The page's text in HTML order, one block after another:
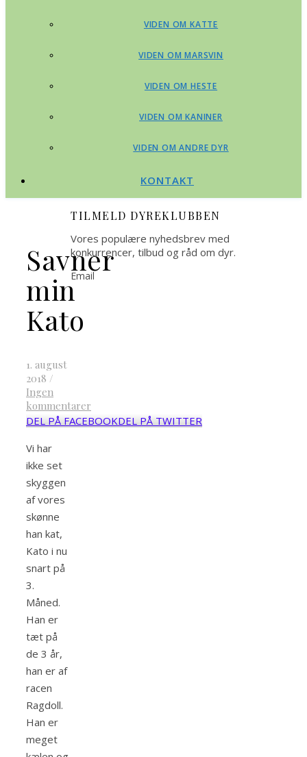
VIDEN OM KATTE
VIDEN OM MARSVIN
VIDEN OM HESTE
VIDEN OM KANINER
VIDEN OM ANDRE DYR
KONTAKT
Savner
min
Kato
1. august
2018 /
Ingen
kommentarer
DEL PÅ FACEBOOKDEL PÅ TWITTER
Vi har
ikke set
skyggen
af vores
skønne
han kat,
Kato i nu
snart på
3.
Måned.
Han er
tæt på
de 3 år,
han er af
racen
Ragdoll.
Han er
meget
TILMELD DYREKLUBBEN
Vores populære nyhedsbrev med
konkurrencer, tilbud og råd om dyr.
Email